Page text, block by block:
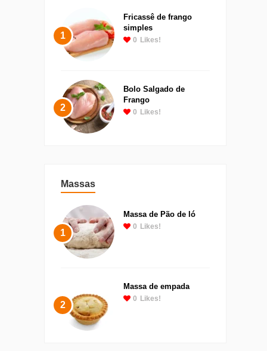
1
Fricassê de frango
simples
0 Likes!
2
Bolo Salgado de
Frango
0 Likes!
Massas
1
Massa de Pão de ló
0 Likes!
2
Massa de empada
0 Likes!